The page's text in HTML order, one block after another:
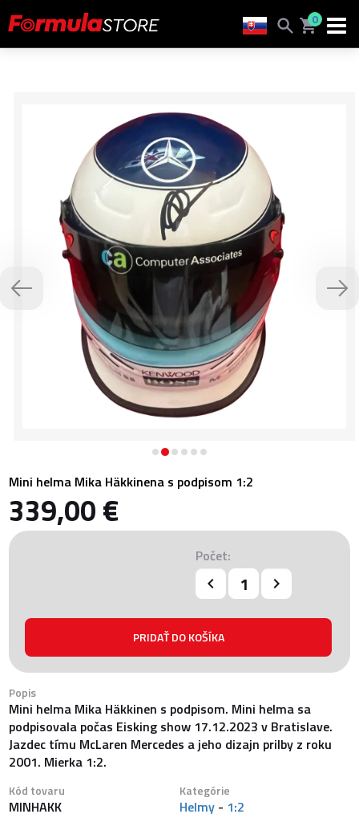
0
Mini helma Mika Häkkinena s podpisom 1:2
339,00 €
Počet:
Popis
Mini helma Mika Häkkinen s podpisom. Mini helma sa
podpisovala počas Eisking show 17.12.2023 v Bratislave.
Jazdec tímu McLaren Mercedes a jeho dizajn prilby z roku
2001. Mierka 1:2.
Kód tovaru
MINHAKK
Kategórie
Helmy - 1:2